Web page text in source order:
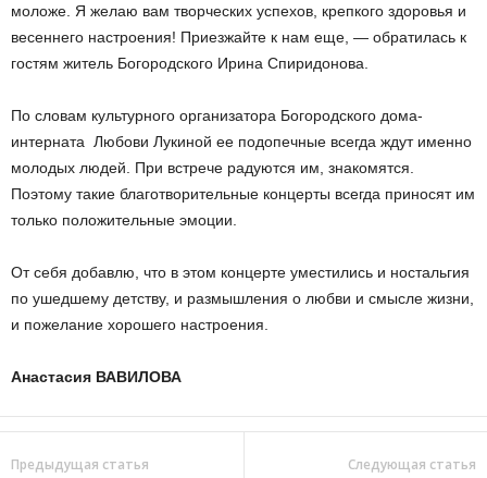
моложе. Я желаю вам творческих успехов, крепкого здоровья и
весеннего настроения! Приезжайте к нам еще, — обратилась к
гостям житель Богородского Ирина Спиридонова.
По словам культурного организатора Богородского дома-
интерната Любови Лукиной ее подопечные всегда ждут именно
молодых людей. При встрече радуются им, знакомятся.
Поэтому такие благотворительные концерты всегда приносят им
только положительные эмоции.
От себя добавлю, что в этом концерте уместились и ностальгия
по ушедшему детству, и размышления о любви и смысле жизни,
и пожелание хорошего настроения.
Анастасия ВАВИЛОВА
Предыдущая статья Следующая статья